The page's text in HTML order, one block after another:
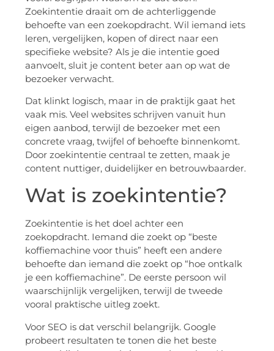
Zoekintentie draait om de achterliggende
behoefte van een zoekopdracht. Wil iemand iets
leren, vergelijken, kopen of direct naar een
specifieke website? Als je die intentie goed
aanvoelt, sluit je content beter aan op wat de
bezoeker verwacht.
Dat klinkt logisch, maar in de praktijk gaat het
vaak mis. Veel websites schrijven vanuit hun
eigen aanbod, terwijl de bezoeker met een
concrete vraag, twijfel of behoefte binnenkomt.
Door zoekintentie centraal te zetten, maak je
content nuttiger, duidelijker en betrouwbaarder.
Wat is zoekintentie?
Zoekintentie is het doel achter een
zoekopdracht. Iemand die zoekt op “beste
koffiemachine voor thuis” heeft een andere
behoefte dan iemand die zoekt op “hoe ontkalk
je een koffiemachine”. De eerste persoon wil
waarschijnlijk vergelijken, terwijl de tweede
vooral praktische uitleg zoekt.
Voor SEO is dat verschil belangrijk. Google
probeert resultaten te tonen die het beste